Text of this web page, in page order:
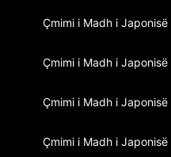
Çmimi i Madh i Japonisë
Çmimi i Madh i Japonisë
Çmimi i Madh i Japonisë
Çmimi i Madh i Japonisë